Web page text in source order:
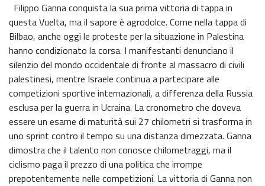
Filippo Ganna conquista la sua prima vittoria di tappa in
questa Vuelta, ma il sapore è agrodolce. Come nella tappa di
Bilbao, anche oggi le proteste per la situazione in Palestina
hanno condizionato la corsa. I manifestanti denunciano il
silenzio del mondo occidentale di fronte al massacro di civili
palestinesi, mentre Israele continua a partecipare alle
competizioni sportive internazionali, a differenza della Russia
esclusa per la guerra in Ucraina. La cronometro che doveva
essere un esame di maturità sui 27 chilometri si trasforma in
uno sprint contro il tempo su una distanza dimezzata. Ganna
dimostra che il talento non conosce chilometraggi, ma il
ciclismo paga il prezzo di una politica che irrompe
prepotentemente nelle competizioni. La vittoria di Ganna non